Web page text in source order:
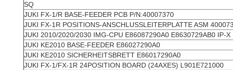
SQ
JUKI FX-1/R BASE-FEEDER PCB P/N:40007370
JUKI FX-1R POSITIONS-ANSCHLUSSLEITERPLATTE ASM
JUKI 2010/2020/2030 IMG-CPU E86087290A0 E8630729AB0 IP-X
JUKI KE2010 BASE-FEEDER E86027290A0
JUKI KE2010 SICHERHEITSBRETT E86017290A0
JUKI FX-1/FX-1R 24POSITION BOARD (24AXES) L901E721000